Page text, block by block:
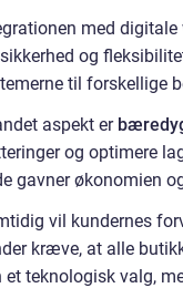
med
og
til forskellige
aspekt er
og optimere
gavner økonomien
vil kundernes
kræve, at alle
et teknologisk valg,